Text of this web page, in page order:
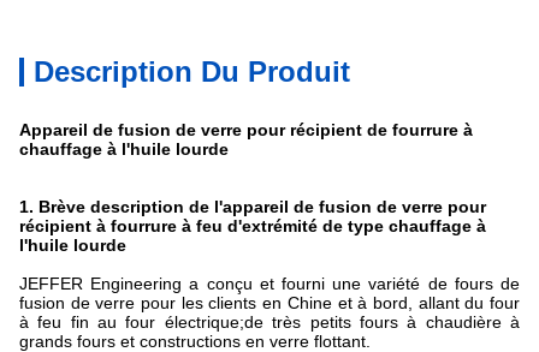
Description Du Produit
Appareil de fusion de verre pour récipient de fourrure à
chauffage à l'huile lourde
1. Brève description de l'appareil de fusion de verre pour
récipient à fourrure à feu d'extrémité de type chauffage à
l'huile lourde
JEFFER Engineering a conçu et fourni une variété de fours de
fusion de verre pour les clients en Chine et à bord, allant du four
à feu fin au four électrique;de très petits fours à chaudière à
grands fours et constructions en verre flottant.